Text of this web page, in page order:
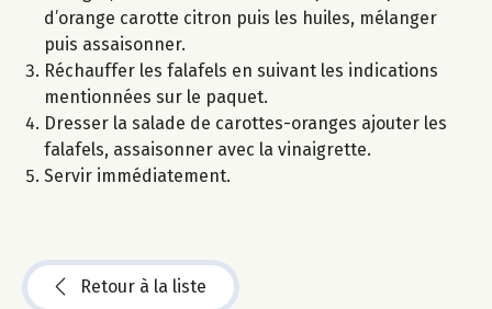
d’orange carotte citron puis les huiles, mélanger
puis assaisonner.
Réchauffer les falafels en suivant les indications
mentionnées sur le paquet.
Dresser la salade de carottes-oranges ajouter les
falafels, assaisonner avec la vinaigrette.
Servir immédiatement.
Retour à la liste